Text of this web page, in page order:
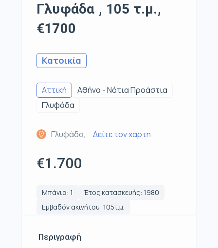
Γλυφάδα , 105 τ.μ.,
€1700
Κατοικία
Αττική
Αθήνα - Νότια Προάστια
Γλυφάδα
Γλυφάδα, Δείτε τον χάρτη
€1.700
Μπάνια: 1
Έτος κατασκευής: 1980
Εμβαδόν ακινήτου: 105τ.μ.
Περιγραφή